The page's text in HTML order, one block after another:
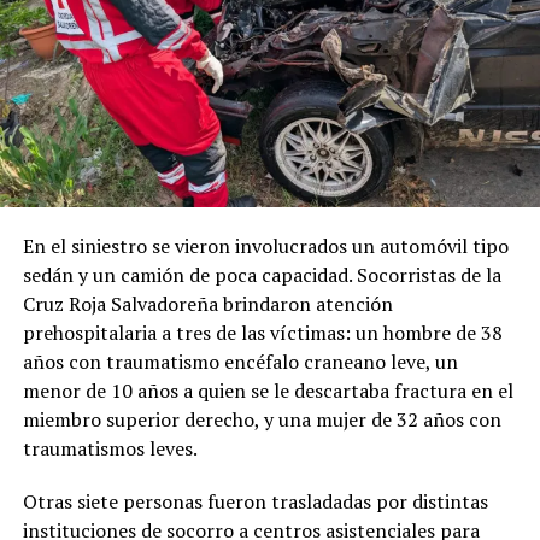
En el siniestro se vieron involucrados un automóvil tipo
sedán y un camión de poca capacidad. Socorristas de la
Cruz Roja Salvadoreña brindaron atención
prehospitalaria a tres de las víctimas: un hombre de 38
años con traumatismo encéfalo craneano leve, un
menor de 10 años a quien se le descartaba fractura en el
miembro superior derecho, y una mujer de 32 años con
traumatismos leves.
Otras siete personas fueron trasladadas por distintas
instituciones de socorro a centros asistenciales para